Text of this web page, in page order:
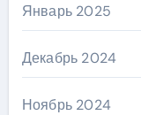
Январь 2025
Декабрь 2024
Ноябрь 2024